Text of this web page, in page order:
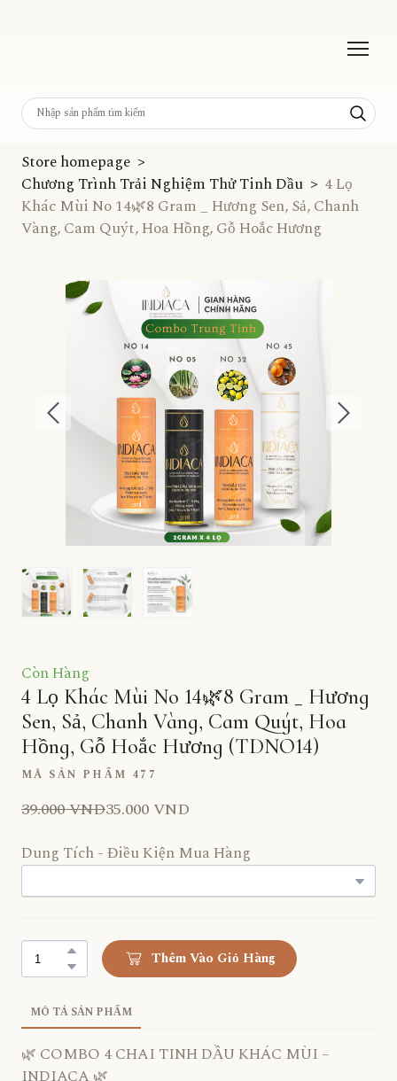
Store homepage
Chương Trình Trải Nghiệm Thử Tinh Dầu
4 Lọ
Khác Mùi No 14🌿8 Gram _ Hương Sen, Sả, Chanh
Vàng, Cam Quýt, Hoa Hồng, Gỗ Hoắc Hương
Còn Hàng
4 Lọ Khác Mùi No 14🌿8 Gram _ Hương
Sen, Sả, Chanh Vàng, Cam Quýt, Hoa
Hồng, Gỗ Hoắc Hương (TDNO14)
MÃ SẢN PHẨM 477
39.000 VND35.000 VND
Dung Tích - Điều Kiện Mua Hàng
Thêm Vào Giỏ Hàng
MÔ TẢ SẢN PHẨM
🌿 COMBO 4 CHAI TINH DẦU KHÁC MÙI –